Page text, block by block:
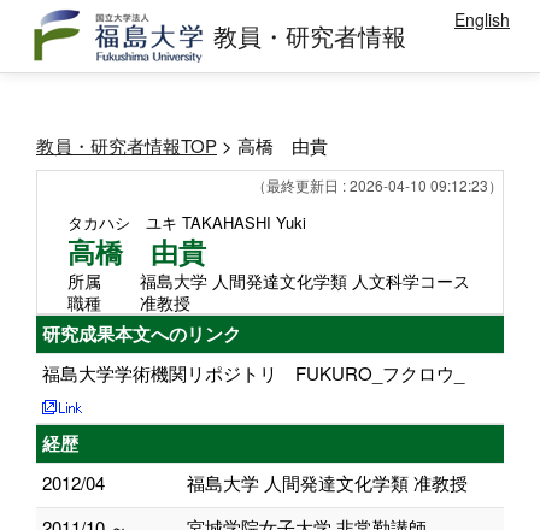
教員・研究者情報 English
教員・研究者情報TOP > 高橋 由貴
（最終更新日 : 2026-04-10 09:12:23）
タカハシ ユキ TAKAHASHI Yuki
高橋 由貴
所属
福島大学 人間発達文化学類 人文科学コース
職種
准教授
研究成果本文へのリンク
福島大学学術機関リポジトリ FUKURO_フクロウ_
経歴
2012/04
福島大学 人間発達文化学類 准教授